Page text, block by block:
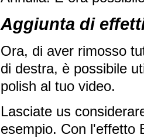
Aggiunta di
Ora, di aver rimosso
di destra, è possibile
polish al tuo video.
Lasciate us
esempio. Con l'effetto